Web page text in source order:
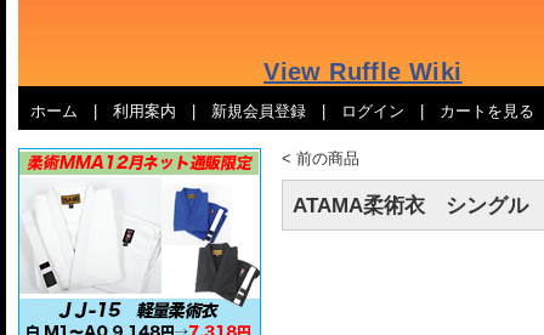
ホーム 利用案内 新規会員登録 ログイン カートを見る
< 前の商品
ATAMA柔術衣 シング